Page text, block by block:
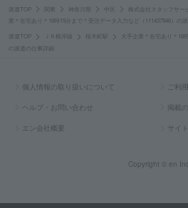
派遣TOP 関東 神奈川県 中区 株式会社スタッフサー
業＊在宅あり＊16時15分まで＊受注データ入力など（111437946）の
派遣TOP ＪＲ根岸線 桜木町駅
大手企業＊在宅あり＊16
の派遣の仕事詳細
個人情報の取り扱いについて ご利
ヘルプ・お問い合わせ 掲載
エン会社概要 サイ
Copyright © en Inc.